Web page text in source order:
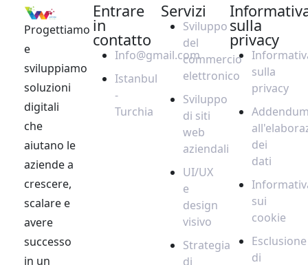
Progettiamo
e
sviluppiamo
soluzioni
digitali
che
aiutano le
aziende a
crescere,
scalare e
avere
successo
in un
Entrare
in
contatto
Info@gmail.com
Istanbul
-
Turchia
Servizi
Sviluppo
del
commercio
elettronico
Sviluppo
di siti
web
aziendali
UI/UX
e
design
visivo
Strategia
di
sulla
privacy
sulla
privacy
dei
dati
sui
cookie
Esclusione
di